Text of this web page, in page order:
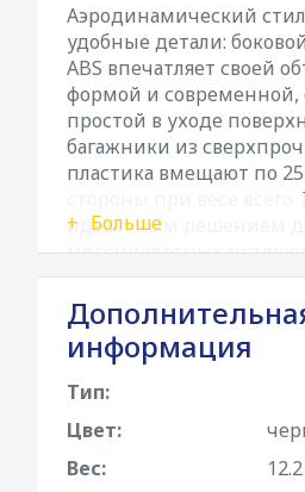
Аэродинамический
удобные детали:
ABS впечатляет своей
формой и современной,
простой в уходе
багажники из
пластика вмещают по
стороны при весе всего
идеальным решением
мотоциклетных
сочетании со
багажниками PRO или
сочетает в себе легкий
дополнительную
материал отличается
устойчивостью к
воздействиям и
Больше
информация
Тип:
Цвет:
Вес: